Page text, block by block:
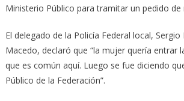
Ministerio Público para tramitar un pedido de
El delegado de la Policía Federal local, Sergio
Macedo, declaró que “la mujer quería entrar
que es común aquí. Luego se fue diciendo
Público de la Federación”.